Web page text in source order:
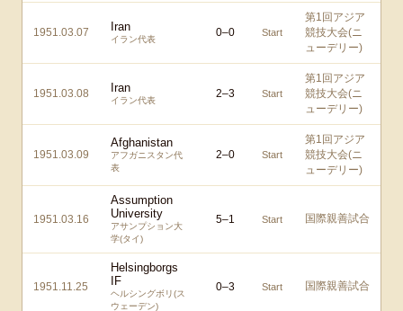
1951.03.07 Iran
イラン代表
0–0 Start
第1回アジア
競技大会(ニ
ューデリー)
1951.03.08 Iran
イラン代表
2–3 Start
第1回アジア
競技大会(ニ
ューデリー)
1951.03.09
Afghanistan
アフガニスタン代
表
2–0 Start
第1回アジア
競技大会(ニ
ューデリー)
1951.03.16
Assumption
University
アサンプション大
学(タイ)
5–1 Start 国際親善試合
1951.11.25
Helsingborgs
IF
ヘルシングボリ(ス
ウェーデン)
0–3 Start 国際親善試合